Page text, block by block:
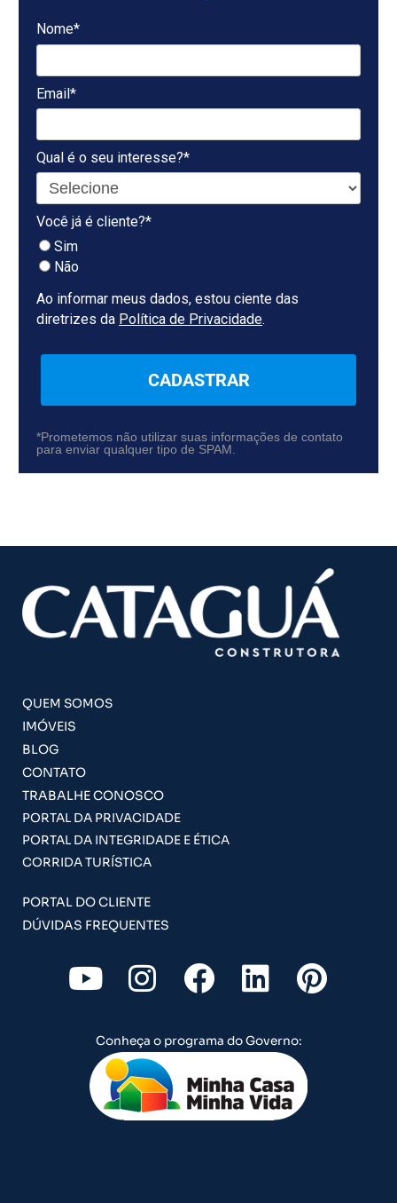
Nome*
Email*
Qual é o seu interesse?*
Você já é cliente?*
Sim
Não
Ao informar meus dados, estou ciente das
diretrizes da Política de Privacidade.
CADASTRAR
*Prometemos não utilizar suas informações de contato
para enviar qualquer tipo de SPAM.
QUEM SOMOS
IMÓVEIS
BLOG
CONTATO
TRABALHE CONOSCO
PORTAL DA PRIVACIDADE
PORTAL DA INTEGRIDADE E ÉTICA
CORRIDA TURÍSTICA
PORTAL DO CLIENTE
DÚVIDAS FREQUENTES
Y
o
u
t
u
b
I
n
s
t
a
g
F
a
c
e
b
o
L
i
n
k
e
d
P
i
Conheça o programa do Governo: